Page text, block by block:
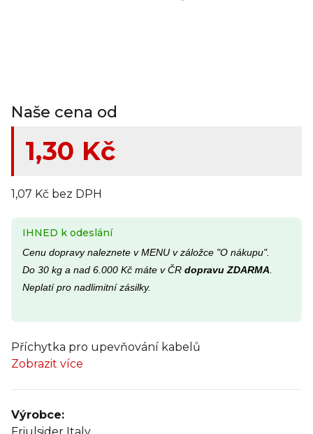
Naše cena od
1,30 Kč
1,07 Kč bez DPH
IHNED k odeslání
Cenu dopravy naleznete v MENU v záložce "O nákupu".
Do 30 kg a nad 6.000 Kč máte v ČR dopravu ZDARMA
Neplatí pro nadlimitní zásilky.
Příchytka pro upevňování kabelů
Zobrazit více
Výrobce:
Friulsider Italy